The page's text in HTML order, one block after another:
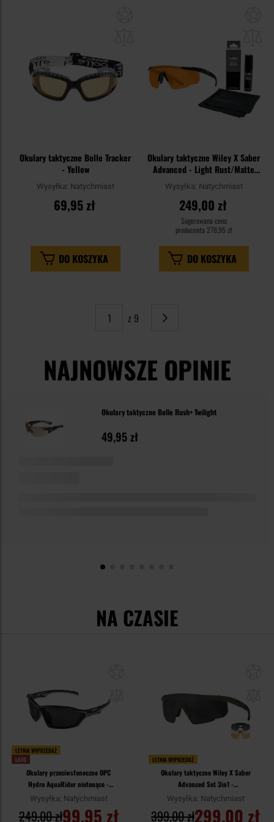
Okulary taktyczne Bolle Tracker
- Yellow
Wysyłka: Natychmiast
69,95 zł
DO KOSZYKA
Okulary taktyczne Wiley X Saber
Advanced - Light Rust/Matte
Black + Anti-Fog Cleaner Kit -
zestaw
Wysyłka: Natychmiast
249,00 zł
Sugerowana cena
producenta 278,95 zł
DO KOSZYKA
z 9
Strona
Następne
NAJNOWSZE OPINIE
Okulary taktyczne Bolle Rush+ Twilight
49,95 zł
NA CZASIE
LETNIA WYPRZEDAŻ
LATO
Okulary przeciwsłoneczne OPC
Hydro AquaRider nietonące -
Black/Grey Smoke
Wysyłka: Natychmiast
99,95 zł
249,00 zł
LETNIA WYPRZEDAŻ
Okulary taktyczne Wiley X Saber
Advanced Set 3in1 -
Grey/Clear/Light Rust/OD Green
Wysyłka: Natychmiast
299,00 zł
399,00 zł